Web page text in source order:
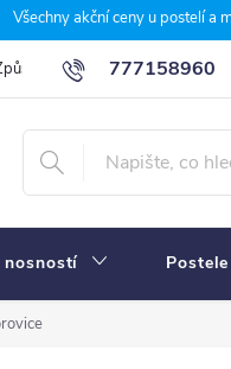
Všechny akční ceny u postelí a
777158960
a ceny dopravy 7
nosností